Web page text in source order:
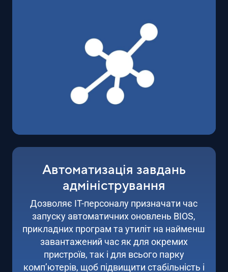
Автоматизація завдань
адміністрування
Дозволяє ІТ-персоналу призначати час
запуску автоматичних оновлень BIOS,
прикладних програм та утиліт на найменш
завантажений час як для окремих
пристроїв, так і для всього парку
комп’ютерів, щоб підвищити стабільність і